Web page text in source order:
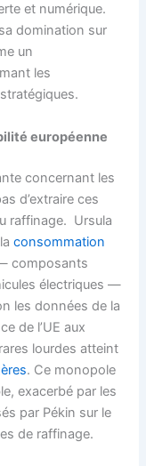
et numérique.
domination sur
un
les
européenne
concernant les
d’extraire ces
raffinage. Ursula
laconsommation
composants
électriques —
les données de la
de l’UE aux
lourdes atteint
. Ce monopole
exacerbé par les
par Pékin sur le
de raffinage.